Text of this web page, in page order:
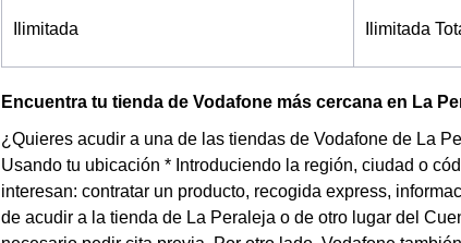
Ilimitada Ilimitada
Encuentra tu tienda de Vodafone más cercana en La
¿Quieres acudir a una de las tiendas de Vodafone de La
Usando tu ubicación * Introduciendo la región, ciudad o
interesan: contratar un producto, recogida express,
de acudir a la tienda de La Peraleja o de otro lugar del